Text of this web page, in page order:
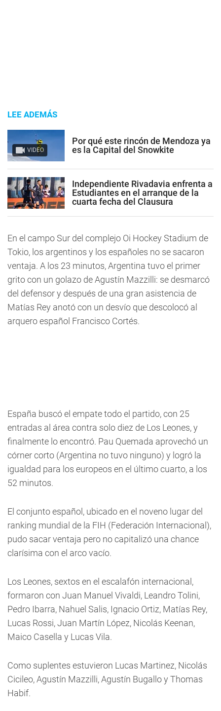
LEE ADEMÁS
VIDEO
Por qué este rincón de Mendoza ya
es la Capital del Snowkite
Independiente Rivadavia enfrenta a
Estudiantes en el arranque de la
cuarta fecha del Clausura
En el campo Sur del complejo Oi Hockey Stadium de
Tokio, los argentinos y los españoles no se sacaron
ventaja. A los 23 minutos, Argentina tuvo el primer
grito con un golazo de Agustín Mazzilli: se desmarcó
del defensor y después de una gran asistencia de
Matías Rey anotó con un desvío que descolocó al
arquero español Francisco Cortés.
España buscó el empate todo el partido, con 25
entradas al área contra solo diez de Los Leones, y
finalmente lo encontró. Pau Quemada aprovechó un
córner corto (Argentina no tuvo ninguno) y logró la
igualdad para los europeos en el último cuarto, a los
52 minutos.
El conjunto español, ubicado en el noveno lugar del
ranking mundial de la FIH (Federación Internacional),
pudo sacar ventaja pero no capitalizó una chance
clarísima con el arco vacío.
Los Leones, sextos en el escalafón internacional,
formaron con Juan Manuel Vivaldi, Leandro Tolini,
Pedro Ibarra, Nahuel Salis, Ignacio Ortiz, Matías Rey,
Lucas Rossi, Juan Martín López, Nicolás Keenan,
Maico Casella y Lucas Vila.
Como suplentes estuvieron Lucas Martinez, Nicolás
Cicileo, Agustín Mazzilli, Agustín Bugallo y Thomas
Habif.